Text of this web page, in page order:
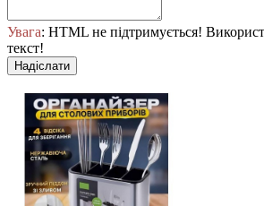
Увага: HTML не підтримується!
текст!
Надіслати